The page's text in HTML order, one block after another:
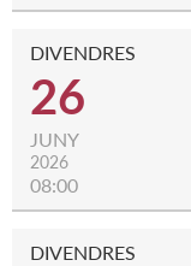
DIVENDRES
26
JUNY
2026
08:00
DIVENDRES